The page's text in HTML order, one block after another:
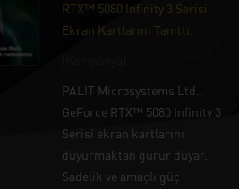
RTX™ 5080 Infinity 3 Serisi
Ekran Kartlarını Tanıttı.
PALIT Microsystems Ltd.,
GeForce RTX™ 5080 Infinity 3
Serisi ekran kartlarını
duyurmaktan gurur duyar.
Sadelik ve amaçlı güç